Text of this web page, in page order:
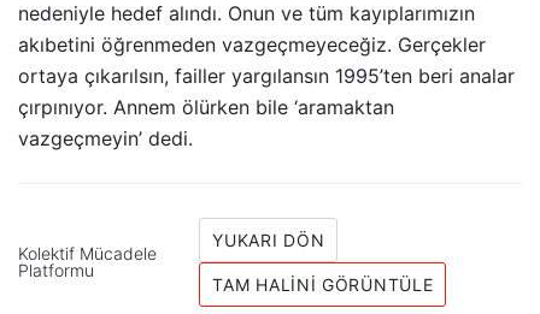
nedeniyle hedef alındı. Onun ve tüm kayıplarımızın
akıbetini öğrenmeden vazgeçmeyeceğiz. Gerçekler
ortaya çıkarılsın, failler yargılansın 1995’ten beri analar
çırpınıyor. Annem ölürken bile ‘aramaktan
vazgeçmeyin’ dedi.
Kolektif Mücadele
Platformu
YUKARI DÖN
TAM HALINI GÖRÜNTÜLE